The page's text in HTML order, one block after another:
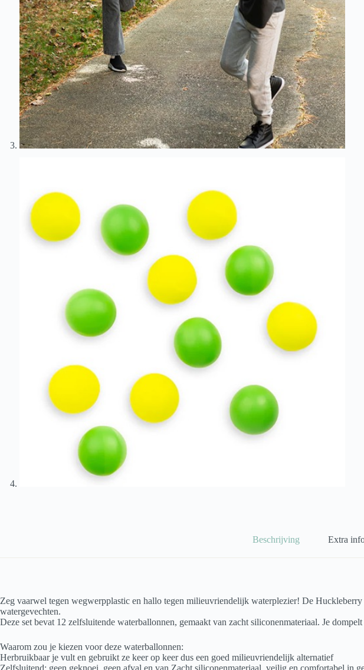
Beschrijving Extra
Zeg vaarwel tegen wegwerpplastic en hallo tegen milieuvriendelijk waterplezier! De
watergevechten.
Deze set bevat 12 zelfsluitende waterballonnen, gemaakt van zacht siliconenmateriaal. Je
Waarom zou je kiezen voor deze waterballonnen:
Herbruikbaar je vult en gebruikt ze keer op keer dus een goed milieuvriendelijk alternatief
Zelfsluitend: geen geknoei, geen afval en van Zacht siliconenmateriaal, veilig en comfortabel in